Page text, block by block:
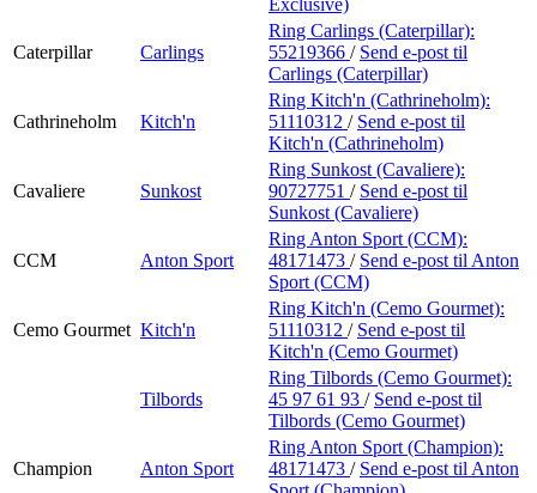
Caterpillar Carlings
Ring Carlings (Caterpillar):
55219366 / Send e-post til
Carlings (Caterpillar)
Cathrineholm Kitch'n
Ring Kitch'n (Cathrineholm):
51110312 / Send e-post til
Kitch'n (Cathrineholm)
Cavaliere Sunkost
Ring Sunkost (Cavaliere):
90727751 / Send e-post til
Sunkost (Cavaliere)
CCM Anton Sport
Ring Anton Sport (CCM):
48171473 / Send e-post til Anton
Sport (CCM)
Cemo Gourmet Kitch'n
Ring Kitch'n (Cemo Gourmet):
51110312 / Send e-post til
Kitch'n (Cemo Gourmet)
Tilbords
Ring Tilbords (Cemo Gourmet):
45 97 61 93 / Send e-post til
Tilbords (Cemo Gourmet)
Champion Anton Sport
Ring Anton Sport (Champion):
48171473 / Send e-post til Anton